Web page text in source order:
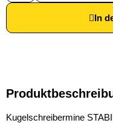
In
Kugelschreibermine